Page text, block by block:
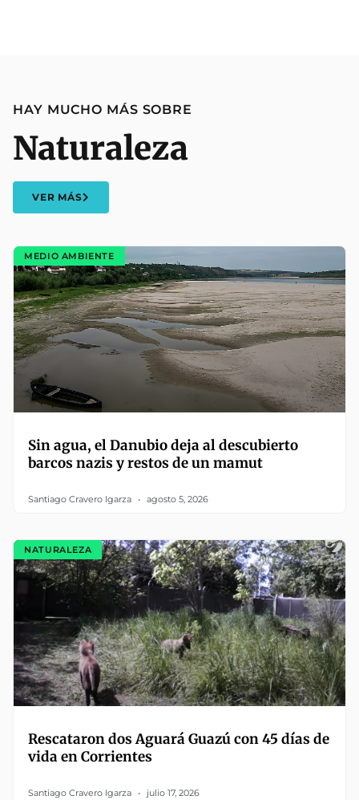
HAY MUCHO MÁS SOBRE
Naturaleza
VER MÁS
MEDIO AMBIENTE
Sin agua, el Danubio deja al descubierto
barcos nazis y restos de un mamut
Santiago Cravero Igarza agosto 5, 2026
NATURALEZA
Rescataron dos Aguará Guazú con 45 días de
vida en Corrientes
Santiago Cravero Igarza julio 17, 2026